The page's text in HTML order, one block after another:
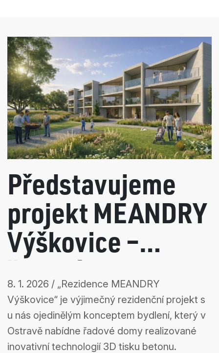
Představujeme
projekt MEANDRY
Výškovice –
řadové domy
vytvořené pomocí
3D tisku betonu
8. 1. 2026 / „Rezidence MEANDRY
Výškovice“ je výjimečný rezidenční projekt s
u nás ojedinělým konceptem bydlení, který v
Ostravě nabídne řadové domy realizované
inovativní technologií 3D tisku betonu.